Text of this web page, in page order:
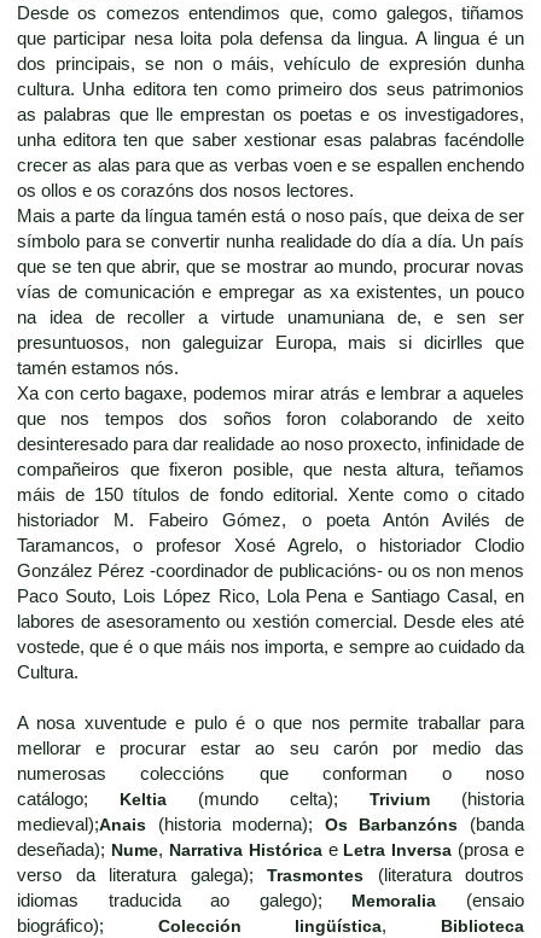
Desde os comezos entendimos que, como galegos, tiñamos
que participar nesa loita pola defensa da lingua. A lingua é un
dos principais, se non o máis, vehículo de expresión dunha
cultura. Unha editora ten como primeiro dos seus patrimonios
as palabras que lle emprestan os poetas e os investigadores,
unha editora ten que saber xestionar esas palabras facéndolle
crecer as alas para que as verbas voen e se espallen enchendo
os ollos e os corazóns dos nosos lectores.
Mais a parte da língua tamén está o noso país, que deixa de ser
símbolo para se convertir nunha realidade do día a día. Un país
que se ten que abrir, que se mostrar ao mundo, procurar novas
vías de comunicación e empregar as xa existentes, un pouco
na idea de recoller a virtude unamuniana de, e sen ser
presuntuosos, non galeguizar Europa, mais si dicirlles que
tamén estamos nós.
Xa con certo bagaxe, podemos mirar atrás e lembrar a aqueles
que nos tempos dos soños foron colaborando de xeito
desinteresado para dar realidade ao noso proxecto, infinidade de
compañeiros que fixeron posible, que nesta altura, teñamos
máis de 150 títulos de fondo editorial. Xente como o citado
historiador M. Fabeiro Gómez, o poeta Antón Avilés de
Taramancos, o profesor Xosé Agrelo, o historiador Clodio
González Pérez -coordinador de publicacións- ou os non menos
Paco Souto, Lois López Rico, Lola Pena e Santiago Casal, en
labores de asesoramento ou xestión comercial. Desde eles até
vostede, que é o que máis nos importa, e sempre ao cuidado da
Cultura.
A nosa xuventude e pulo é o que nos permite traballar para
mellorar e procurar estar ao seu carón por medio das
numerosas coleccións que conforman o noso
catálogo; Keltia (mundo celta); Trivium (historia
medieval);Anais (historia moderna); Os Barbanzóns (banda
deseñada); Nume, Narrativa Históricae Letra Inversa (prosa e
verso da literatura galega); Trasmontes (literatura doutros
idiomas traducida ao galego); Memoralia (ensaio
biográfico); Colección lingüística, Biblioteca